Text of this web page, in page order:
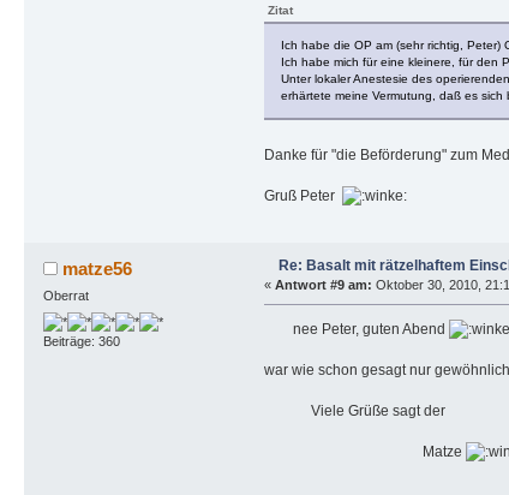
Zitat
Ich habe die OP am (sehr richtig, Peter)
Ich habe mich für eine kleinere, für den
Unter lokaler Anestesie des
erhärtete meine Vermutung, daß es
Danke für "die Beförderung" zum
Gruß Peter
matze56
Oberrat
Beiträge: 360
Re: Basalt mit rätzelhaftem
« Antwort #9 am: Oktober 30, 2010,
nee Peter, guten Abend
war wie schon gesagt nur
Viele Grüße sagt der
Matze